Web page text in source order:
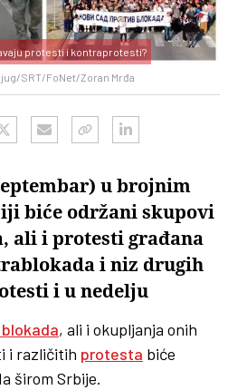
SRT/FoNet/Zoran Mrđa
protesti i kontraprotesti?
u brojnim
biće održani skupovi
ali i protesti građana
i niz drugih
i u nedelju
, ali i okupljanja onih
i različitih protesta biće
širom Srbije.